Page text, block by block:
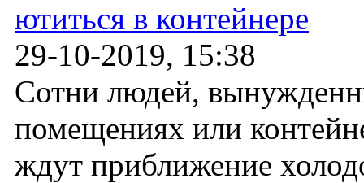
ютиться в контейнере
29-10-2019, 15:38
Сотни людей,
помещениях или
ждут приближение